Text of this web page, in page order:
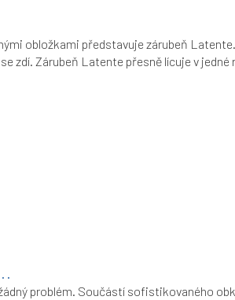
obložkami představuje zárubeň
zdí. Zárubeň Latente přesně lícuje v
.
problém. Součástí sofistikovaného